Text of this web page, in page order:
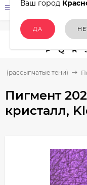
Ваш город
КАТАЛОГ
A C
P
Q R
(рассыпчатые тени)
Пигмент
кристалл,